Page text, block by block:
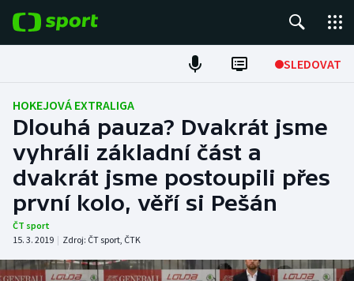
SLEDOVAT
ME v atletice
ME v plavání
Fotbal
Hokej
HOKEJOVÁ EXTRALIGA
Dlouhá pauza? Dvakrát jsme
vyhráli základní část a
dvakrát jsme postoupili přes
první kolo, věří si Pešán
ČT sport
15. 3. 2019 | Zdroj: ČT sport, ČTK